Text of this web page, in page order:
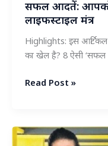
सफल आदतें: आपको
लाइफस्टाइल मंत्र
Highlights: इस आर्टिकल
का खेल है? 8 ऐसी
सफल
करोड़पति
बनाने
Read Post »